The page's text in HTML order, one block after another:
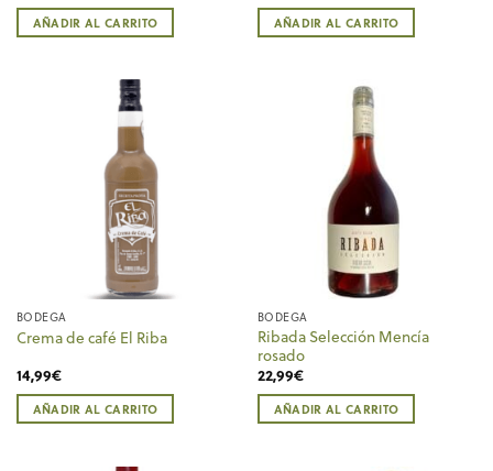
AÑADIR AL CARRITO AÑADIR AL CARRITO
BODEGA
Crema de café El Riba
14,99€
AÑADIR AL CARRITO
BODEGA
Ribada Selección Mencía
rosado
22,99€
AÑADIR AL CARRITO